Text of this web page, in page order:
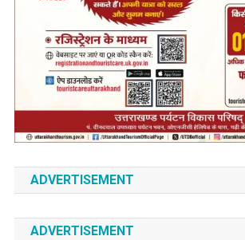
ADVERTISEMENT
ADVERTISEMENT